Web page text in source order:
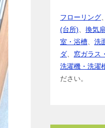
フローリング
(台所)
換気
室・浴槽
洗
ダ
窓ガラス
洗濯機・洗濯
ださい。